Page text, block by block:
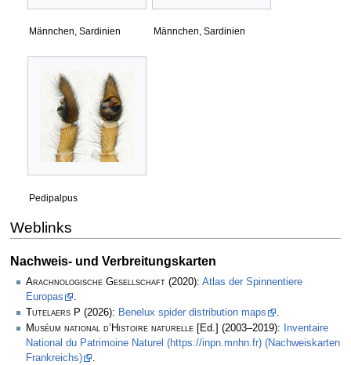
Männchen, Sardinien Männchen, Sardinien
Pedipalpus
Weblinks
Nachweis- und Verbreitungskarten
Arachnologische Gesellschaft (2020): Atlas der Spinnentiere
Europas
Tutelaers P (2026): Benelux spider distribution maps
.
Muséum national d’Histoire naturelle [Ed.] (2003–2019):
Inventaire
National du Patrimoine Naturel (https://inpn.mnhn.fr) (Nachweiskarten
Frankreichs)
.